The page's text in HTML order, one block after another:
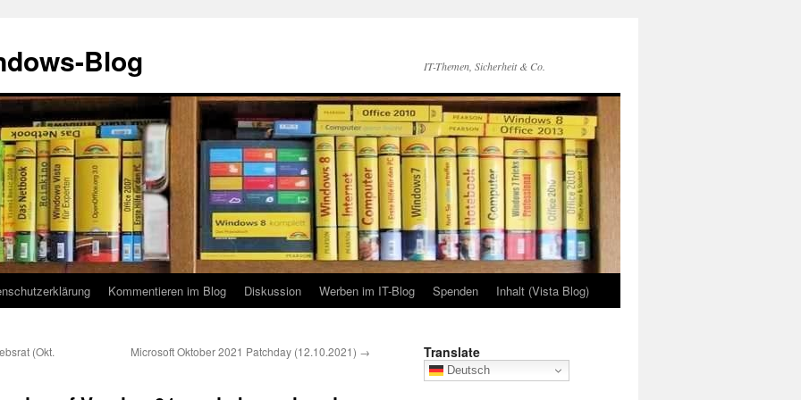
Blog IT-Themen, Sicherheit & Co.
Kommentieren im Blog Diskussion Werben im IT-Blog Spenden Inhalt (Vista Blog)
(Okt.
Microsoft Oktober 2021 Patchday (12.10.2021) → Translate
Deutsch